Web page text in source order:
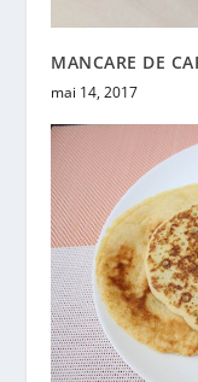
MANCARE DE
mai 14, 2017